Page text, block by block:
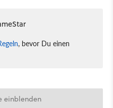
, bevor Du einen
einblenden